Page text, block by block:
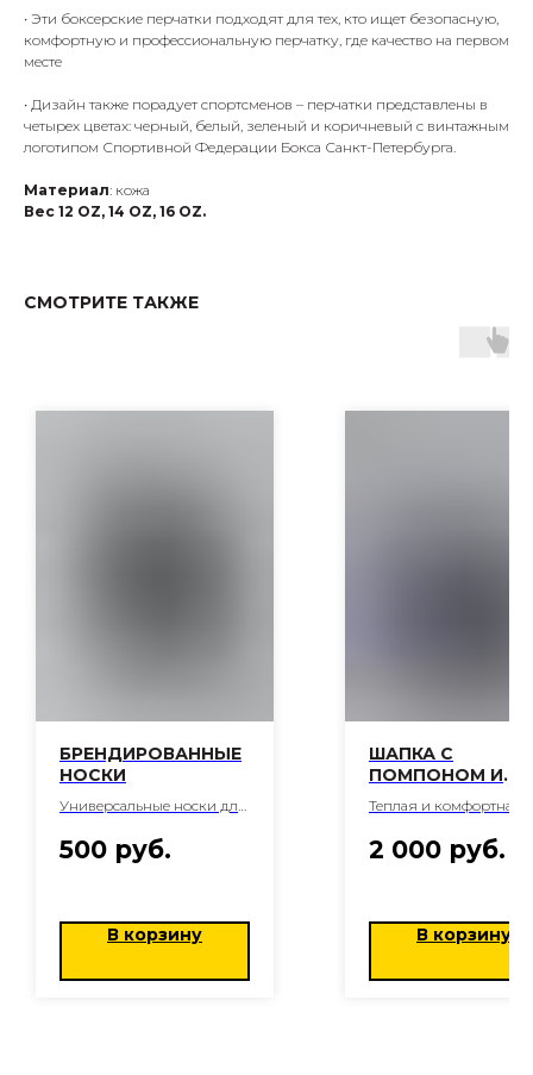
• Эти боксерские перчатки подходят для тех, кто ищет безопасную,
комфортную и профессиональную перчатку, где качество на первом
месте
• Дизайн также порадует спортсменов – перчатки представлены в
четырех цветах: черный, белый, зеленый и коричневый с винтажным
логотипом Спортивной Федерации Бокса Санкт-Петербурга.
Материал: кожа
Вес 12 OZ, 14 OZ, 16 OZ.
СМОТРИТЕ ТАКЖЕ
БРЕНДИРОВАННЫЕ
НОСКИ
Универсальные носки для
500 руб.
В корзину
ШАПКА С
ПОМПОНОМ И
КОЖАНОЙ
ВСТАВКОЙ
Теплая и комфортная!
2 000 руб.
В корзину